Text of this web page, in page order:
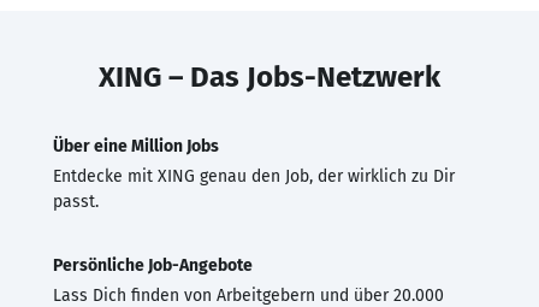
XING – Das Jobs-Netzwerk
Über eine Million Jobs
Entdecke mit XING genau den Job, der wirklich zu Dir
passt.
Persönliche Job-Angebote
Lass Dich finden von Arbeitgebern und über 20.000